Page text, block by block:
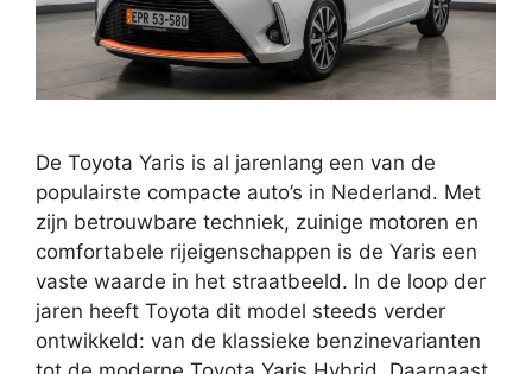
De Toyota Yaris is al jarenlang een van de
populairste compacte auto’s in Nederland. Met
zijn betrouwbare techniek, zuinige motoren en
comfortabele rijeigenschappen is de Yaris een
vaste waarde in het straatbeeld. In de loop der
jaren heeft Toyota dit model steeds verder
ontwikkeld: van de klassieke benzinevarianten